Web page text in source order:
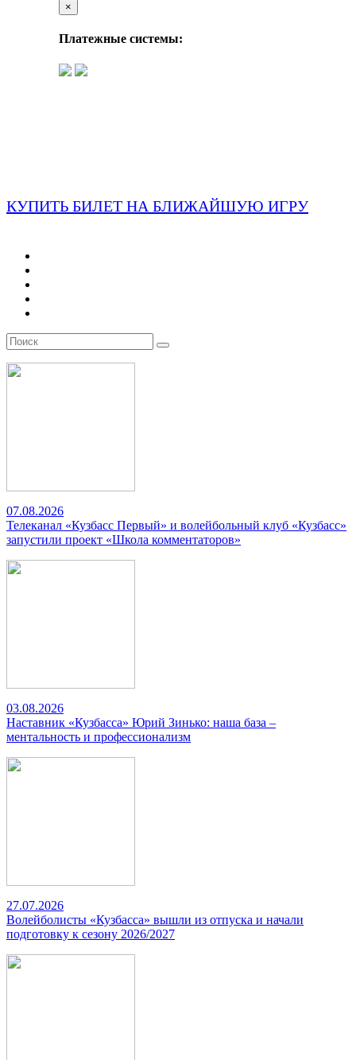
×
Платежные системы:
КУПИТЬ БИЛЕТ НА БЛИЖАЙШУЮ ИГРУ
07.08.2026
Телеканал «Кузбасс Первый» и волейбольный клуб «Кузбасс»
запустили проект «Школа комментаторов»
03.08.2026
Наставник «Кузбасса» Юрий Зинько: наша база –
ментальность и профессионализм
27.07.2026
Волейболисты «Кузбасса» вышли из отпуска и начали
подготовку к сезону 2026/2027